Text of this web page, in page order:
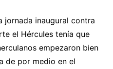
jornada inaugural contra
el Hércules tenía que
empezaron bien
de por medio en el